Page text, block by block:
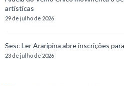
artísticas
29 de julho de 2026
Sesc Ler Araripina abre inscrições
23 de julho de 2026